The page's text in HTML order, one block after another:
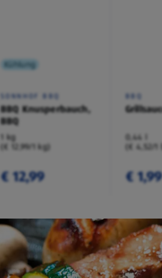
Kühlung
SONNHOF BBQ
BBQ Knusperbauch,
BBQ
1 kg
(€ 12,99/1 kg)
€ 12,99
BBQ
0,44 l
(€ 4,52/1
€ 1,99